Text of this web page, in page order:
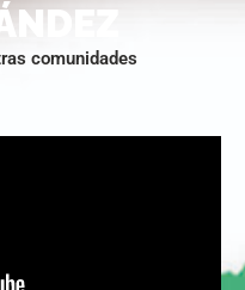
comunidades